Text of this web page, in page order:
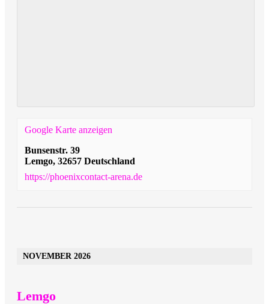
Google Karte anzeigen
Bunsenstr. 39
Lemgo, 32657 Deutschland
https://phoenixcontact-arena.de
NOVEMBER 2026
Lemgo